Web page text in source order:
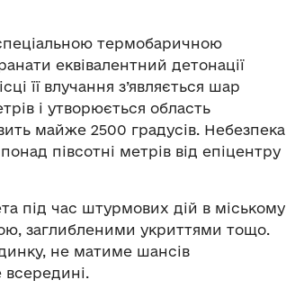
термобаричною
еквівалентний детонації
її влучання з’являється шар
і утворюється область
майже 2500 градусів. Небезпека
півсотні метрів від епіцентру
під час штурмових дій в міському
заглибленими укриттями тощо.
не матиме шансів